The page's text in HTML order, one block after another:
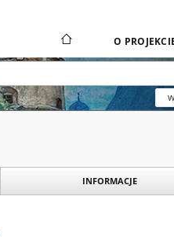
O
INFORMACJE